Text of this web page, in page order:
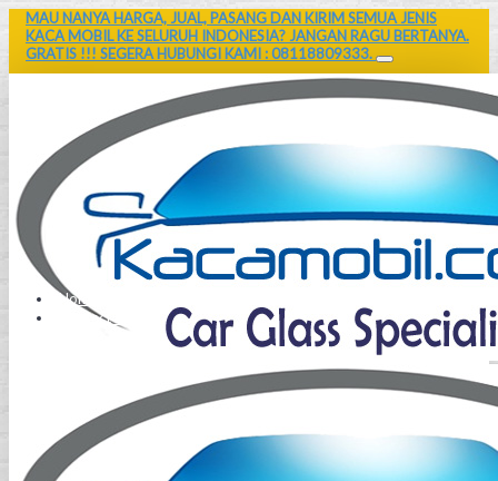
MAU NANYA HARGA, JUAL, PASANG DAN KIRIM SEMUA JENIS
KACA MOBIL KE SELURUH INDONESIA? JANGAN RAGU BERTANYA.
GRATIS !!! SEGERA HUBUNGI KAMI : 08118809333.
Home
Contact Us